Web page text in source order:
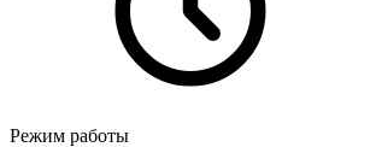
Режим работы